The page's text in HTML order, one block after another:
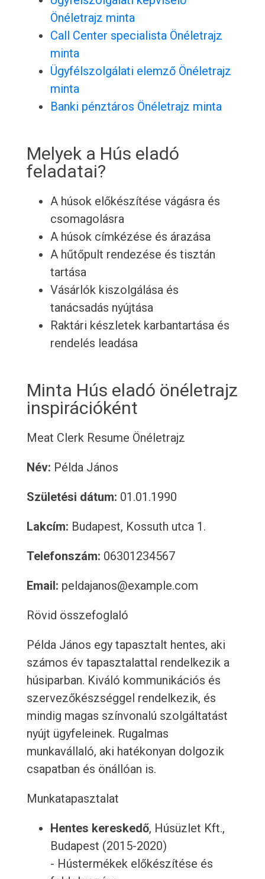
Önéletrajz minta
Call Center specialista Önéletrajz
minta
Ügyfélszolgálati elemző Önéletrajz
minta
Banki pénztáros Önéletrajz minta
Melyek a Hús eladó
feladatai?
A húsok előkészítése vágásra és
csomagolásra
A húsok címkézése és árazása
A hűtőpult rendezése és tisztán
tartása
Vásárlók kiszolgálása és
tanácsadás nyújtása
Raktári készletek karbantartása és
rendelés leadása
Minta Hús eladó önéletrajz
inspirációként
Meat Clerk Resume Önéletrajz
Név: Példa János
Születési dátum: 01.01.1990
Lakcím: Budapest, Kossuth utca 1.
Telefonszám: 06301234567
Email: peldajanos@example.com
Rövid összefoglaló
Példa János egy tapasztalt hentes, aki
számos év tapasztalattal rendelkezik a
húsiparban. Kiváló kommunikációs és
szervezőkészséggel rendelkezik, és
mindig magas színvonalú szolgáltatást
nyújt ügyfeleinek. Rugalmas
munkavállaló, aki hatékonyan dolgozik
csapatban és önállóan is.
Munkatapasztalat
Hentes kereskedő, Húsüzlet Kft.,
Budapest (2015-2020)
- Hústermékek előkészítése és